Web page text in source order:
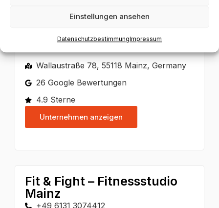
Einstellungen ansehen
DatenschutzbestimmungImpressum
Kraftladen Mainz
Wallaustraße 78, 55118 Mainz, Germany
26 Google Bewertungen
4.9 Sterne
Unternehmen anzeigen
Fit & Fight – Fitnessstudio
Mainz
+49 6131 3074412